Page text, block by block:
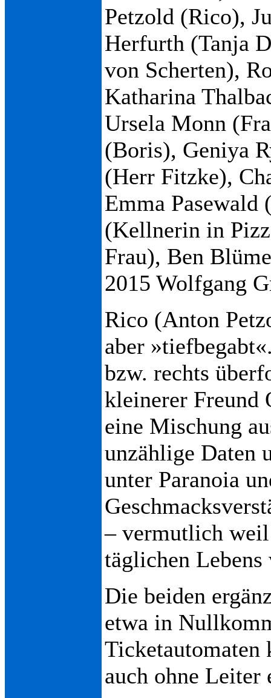
Petzold (Rico),
Herfurth (Tanja
von Scherten),
Katharina
Ursela Monn
(Boris), Geniya
(Herr Fitzke),
Emma
(Kellnerin in
Frau), Ben
2015 Wolfgang
Rico (Anton
aber
bzw. rechts
kleinerer Freund
eine Mischung
unzählige Daten
unter Paranoia
– vermutlich
täglichen Lebens
Die beiden
etwa in
Ticketautomaten
auch ohne Leiter